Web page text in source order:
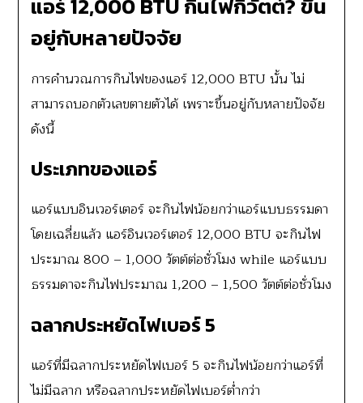
อยู่กับหลายปัจจัย
การคำนวณการกินไฟของแอร์ 12,000 BTU นั้น ไม่
สามารถบอกตัวเลขตายตัวได้ เพราะขึ้นอยู่กับหลายปัจจัย
ดังนี้
ประเภทของแอร์
แอร์แบบอินเวอร์เตอร์ จะกินไฟน้อยกว่าแอร์แบบธรรมดา
โดยเฉลี่ยแล้ว แอร์อินเวอร์เตอร์ 12,000 BTU จะกินไฟ
ประมาณ 800 – 1,000 วัตต์ต่อชั่วโมง while แอร์แบบ
ธรรมดาจะกินไฟประมาณ 1,200 – 1,500 วัตต์ต่อชั่วโมง
ฉลากประหยัดไฟเบอร์ 5
แอร์ที่มีฉลากประหยัดไฟเบอร์ 5 จะกินไฟน้อยกว่าแอร์ที่
ไม่มีฉลาก หรือฉลากประหยัดไฟเบอร์ต่ำกว่า